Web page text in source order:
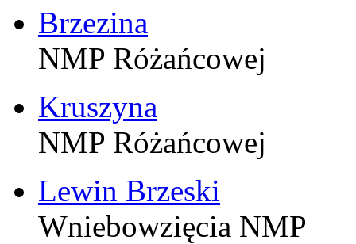
Brzezina
NMP Różańcowej
Kruszyna
NMP Różańcowej
Lewin Brzeski
Wniebowzięcia NMP